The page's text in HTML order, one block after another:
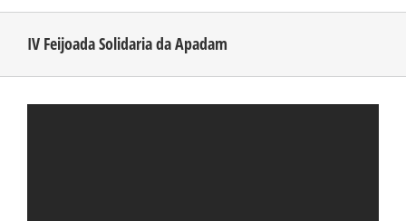
CONHEÇA O AMAZONAS
IV Feijoada Solidaria da Apadam